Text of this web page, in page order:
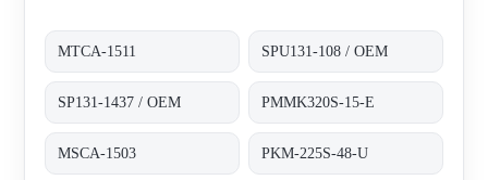
MTCA-1511 SPU131-108 / OEM
SP131-1437 / OEM PMMK320S-15-E
MSCA-1503 PKM-225S-48-U